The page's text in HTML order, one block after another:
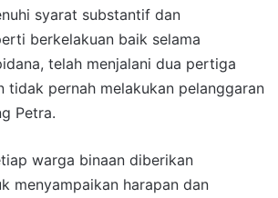
syarat substantif dan
berkelakuan baik selama
telah menjalani dua pertiga
tidak pernah melakukan pelanggaran
Petra.
warga binaan diberikan
menyampaikan harapan dan